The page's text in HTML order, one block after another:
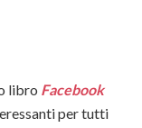
libro Facebook
per tutti